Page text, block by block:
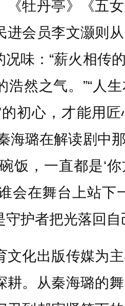
《牡丹亭》《五
进会员李文灏则
况味：“薪火相传
浩然之气。”“人
的初心，才能用
海璐在解读剧中
饭，一直都是‘
会在舞台上站下
守护者把光落回
化出版传媒为主
耕。从秦海璐的